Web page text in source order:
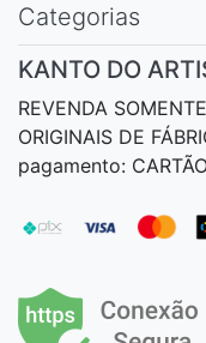
Categorias
KANTO DO
REVENDA
ORIGINAIS DE
pagamento: